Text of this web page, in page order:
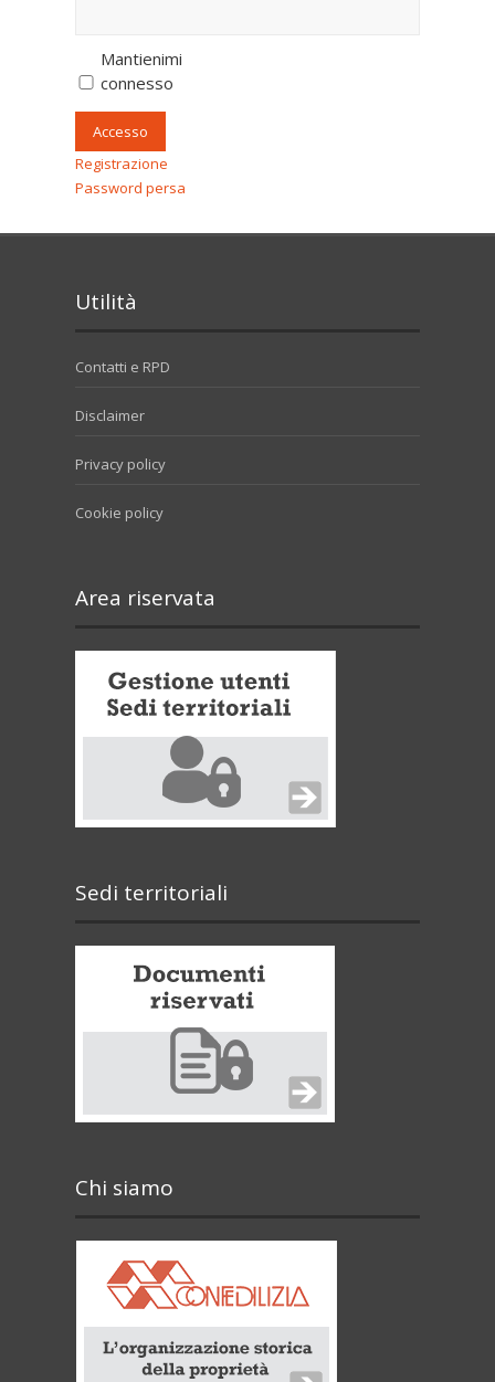
Mantienimi
connesso
Accesso
Registrazione
Password persa
Utilità
Contatti e RPD
Disclaimer
Privacy policy
Cookie policy
Area riservata
Sedi territoriali
Chi siamo